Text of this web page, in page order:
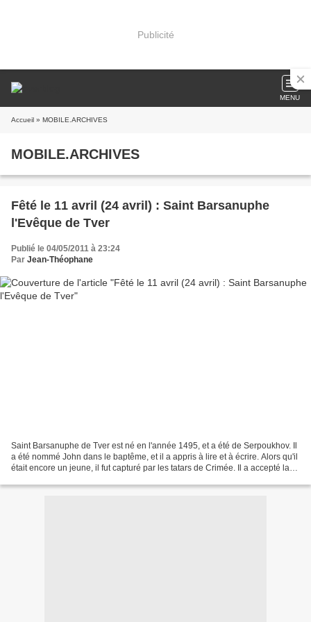
Publicité
MENU
Accueil » MOBILE.ARCHIVES
MOBILE.ARCHIVES
Fêté le 11 avril (24 avril) : Saint Barsanuphe
l'Evêque de Tver
Publié le 04/05/2011 à 23:24
Par Jean-Théophane
Saint Barsanuphe de Tver est né en l'année 1495, et a été de Serpoukhov. Il
a été nommé John dans le baptême, et il a appris à lire et à écrire. Alors qu'il
était encore un jeune, il fut capturé par les tatars de Crimée. Il a accepté la